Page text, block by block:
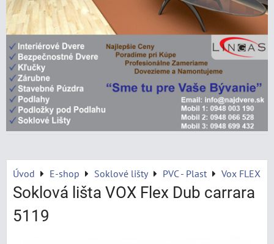
Úvod E-shop Soklové lišty PVC - Plast Vox FLEX
Soklová lišta VOX Flex Dub carrara
5119